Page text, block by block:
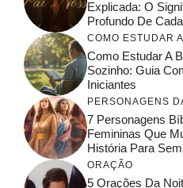
Explicada: O
Profundo De
COMO ESTUDAR
Como Estudar A
Sozinho: Guia
Iniciantes
PERSONAGENS
7 Personagens
Femininas Que
História Para
ORAÇÃO
5 Orações Da